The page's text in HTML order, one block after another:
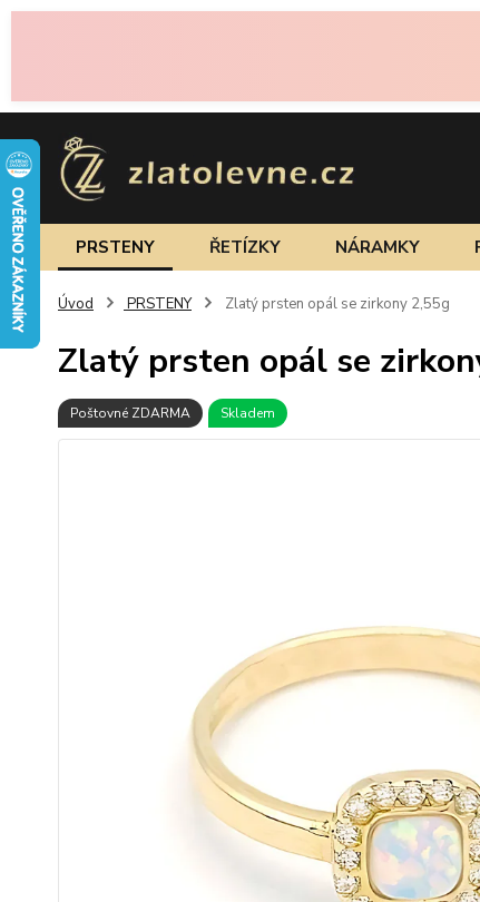
PRSTENY ŘETÍZKY NÁRAMKY
Úvod PRSTENY Zlatý prsten opál se zirkony 2,55g
Zlatý prsten opál se
Poštovné ZDARMA Skladem